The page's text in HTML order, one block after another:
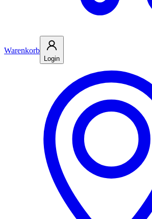
Warenkorb
Login